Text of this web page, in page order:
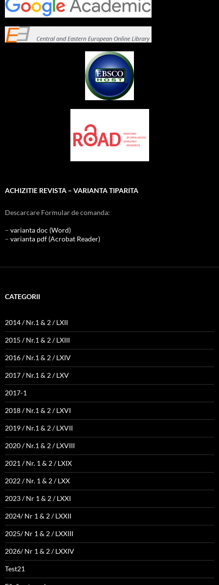
ACHIZITIE REVISTA – VARIANTA TIPARITA
Descarcare Formular de comanda:
– varianta doc (Word)
– varianta pdf (Acrobat Reader)
CATEGORII
2014 / Nr.1 & 2 / LXII
2015 / Nr.1 & 2 / LXIII
2016 / Nr.1 & 2 / LXIV
2017 / Nr.1 & 2 / LXV
2017-1
2018 / Nr.1 & 2 / LXVI
2019 / Nr.1 & 2 / LXVII
2020 / Nr.1 & 2 / LXVIII
2021 / Nr. 1 & 2 / LXIX
2022 / Nr. 1 & 2 / LXX
2023 / Nr 1 & 2 / LXXI
2024/ Nr 1 & 2 / LXXII
2025/ Nr 1 & 2 / LXXIII
2026/ Nr 1 & 2 / LXXIV
Test21